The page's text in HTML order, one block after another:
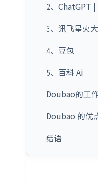
2、ChatGPT |
3、讯飞星火
4、豆包
5、百科 Ai
Doubao的工
Doubao 的优
结语